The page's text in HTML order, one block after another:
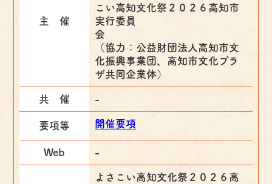
主 催
こい高知文化祭２０２６高知市
実行委員
（協力：公益財団法人高知市文
化振興事業団、高知市文化プラ
ザ共同企業体）
共 催 -
要項等 開催要項
Web -
よさこい高知文化祭２０２６高